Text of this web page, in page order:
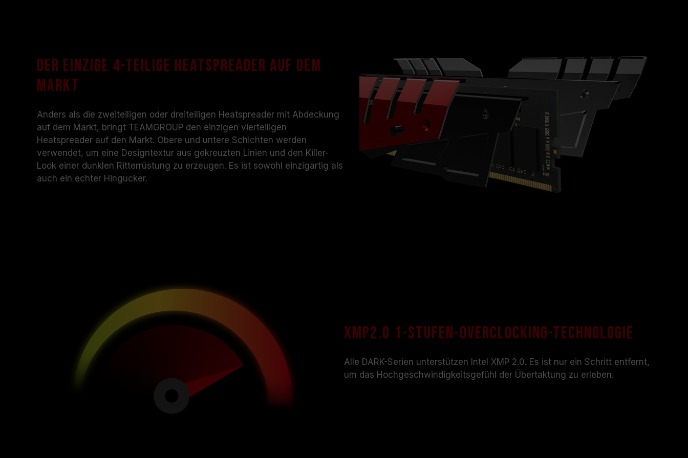
Der einzige 4-teilige Heatspreader auf dem
Markt
Anders als die zweiteiligen oder dreiteiligen Heatspreader mit Abdeckung
auf dem Markt, bringt TEAMGROUP den einzigen vierteiligen
Heatspreader auf den Markt. Obere und untere Schichten werden
verwendet, um eine Designtextur aus gekreuzten Linien und den Killer-
Look einer dunklen Ritterrüstung zu erzeugen. Es ist sowohl einzigartig als
auch ein echter Hingucker.
XMP2.0 1-Stufen-Overclocking-Technologie
Alle DARK-Serien unterstützen Intel XMP 2.0. Es ist nur ein Schritt entfernt,
um das Hochgeschwindigkeitsgefühl der Übertaktung zu erleben.